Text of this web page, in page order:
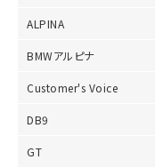
ALPINA
BMWアルピナ
Customer's Voice
DB9
GT